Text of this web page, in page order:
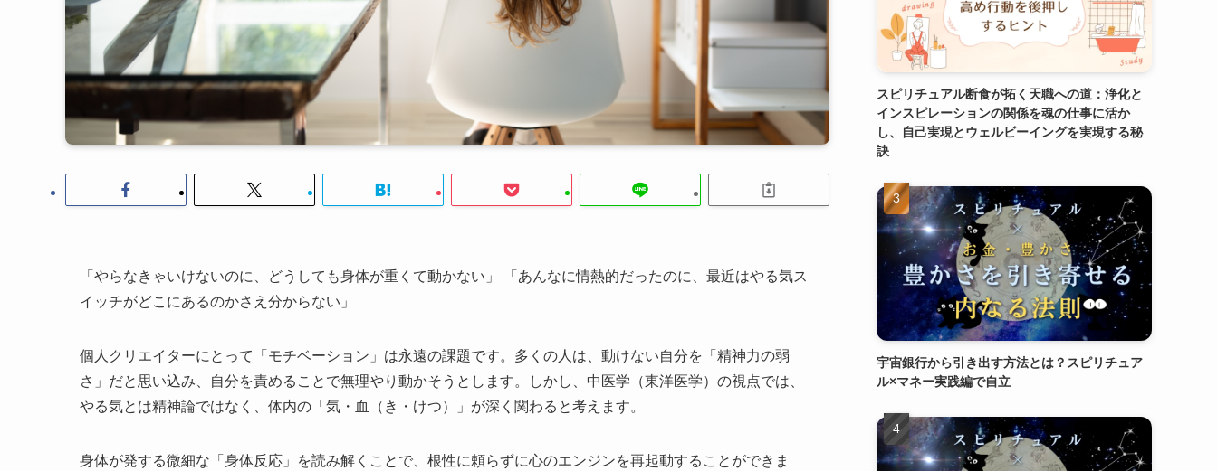
「やらなきゃいけないのに、どうしても身体が重くて動かない」 「あんなに情熱的だったのに、最近はやる気ス
イッチがどこにあるのかさえ分からない」
個人クリエイターにとって「モチベーション」は永遠の課題です。多くの人は、動けない自分を「精神力の弱
さ」だと思い込み、自分を責めることで無理やり動かそうとします。しかし、中医学（東洋医学）の視点では、
やる気とは精神論ではなく、体内の「気・血（き・けつ）」が深く関わると考えます。
身体が発する微細な「身体反応」を読み解くことで、根性に頼らずに心のエンジンを再起動することができま
スピリチュアル断食が拓く天職への道：浄化と
インスピレーションの関係を魂の仕事に活か
し、自己実現とウェルビーイングを実現する秘
訣
宇宙銀行から引き出す方法とは？スピリチュア
ル×マネー実践編で自立